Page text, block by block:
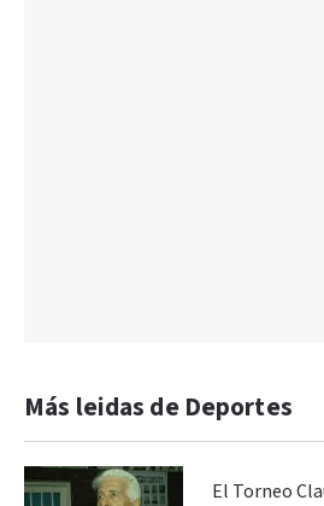
Más leidas de Deportes
El Torneo